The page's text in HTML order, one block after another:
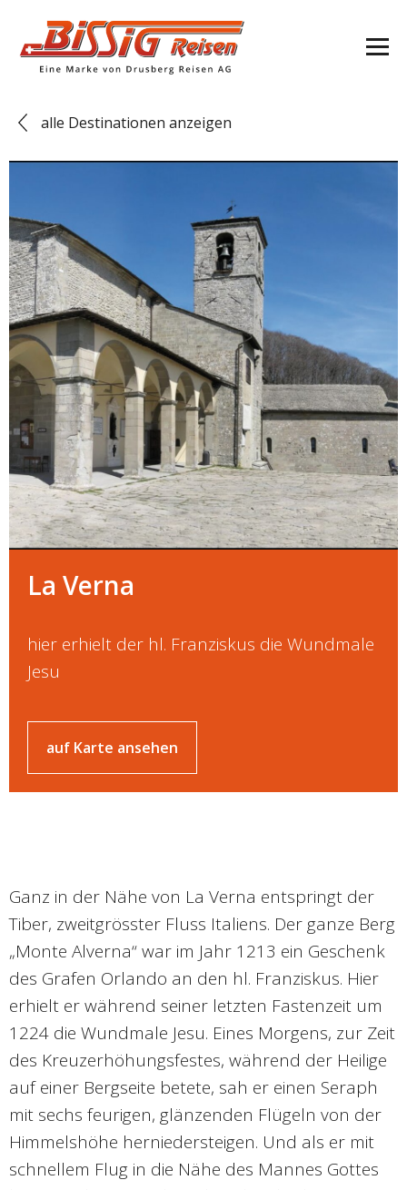
alle Destinationen anzeigen
La Verna
hier erhielt der hl. Franziskus die Wundmale
Jesu
auf Karte ansehen
Ganz in der Nähe von La Verna entspringt der
Tiber, zweitgrösster Fluss Italiens. Der ganze Berg
„Monte Alverna“ war im Jahr 1213 ein Geschenk
des Grafen Orlando an den hl. Franziskus. Hier
erhielt er während seiner letzten Fastenzeit um
1224 die Wundmale Jesu. Eines Morgens, zur Zeit
des Kreuzerhöhungsfestes, während der Heilige
auf einer Bergseite betete, sah er einen Seraph
mit sechs feurigen, glänzenden Flügeln von der
Himmelshöhe herniedersteigen. Und als er mit
schnellem Flug in die Nähe des Mannes Gottes